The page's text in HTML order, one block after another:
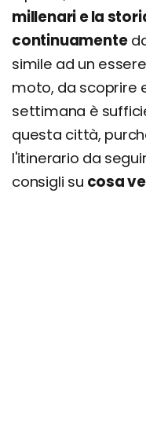
Catacombe di
Quanto costa
millenari e la
continuamente
simile ad un
moto, da scoprire
settimana è
questa città,
l'itinerario da
consigli su cosa